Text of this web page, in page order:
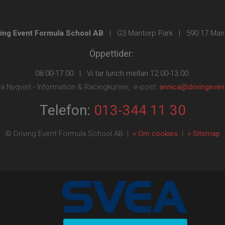
Event Formula School AB | G3 Mantorp Park | 590 17
Öppettider:
08.00-17.00 | Vi tar lunch mellan 12.00-13.00.
Nyqvist - Information & Racingkurser, e-post:
Telefon: 013-344 11 30
© Driving Event Formula School AB | » Om cookies | » Sitemap